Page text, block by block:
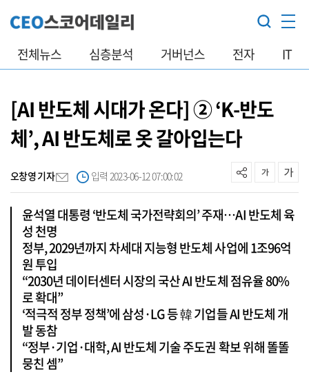
전체뉴스 심층분석 거버넌스 전자 IT
[AI 반도체 시대가 온다] ② ‘K-반도
체’, AI 반도체로 옷 갈아입는다
오창영 기자 입력 2023-06-12 07:00:02
윤석열 대통령 ‘반도체 국가전략회의’ 주재…AI 반도체 육
성 천명
정부, 2029년까지 차세대 지능형 반도체 사업에 1조96억
원 투입
“2030년 데이터센터 시장의 국산 AI 반도체 점유율 80%
로 확대”
‘적극적 정부 정책’에 삼성·LG 등 韓 기업들 AI 반도체 개
발 동참
“정부·기업·대학, AI 반도체 기술 주도권 확보 위해 똘똘
뭉친 셈”